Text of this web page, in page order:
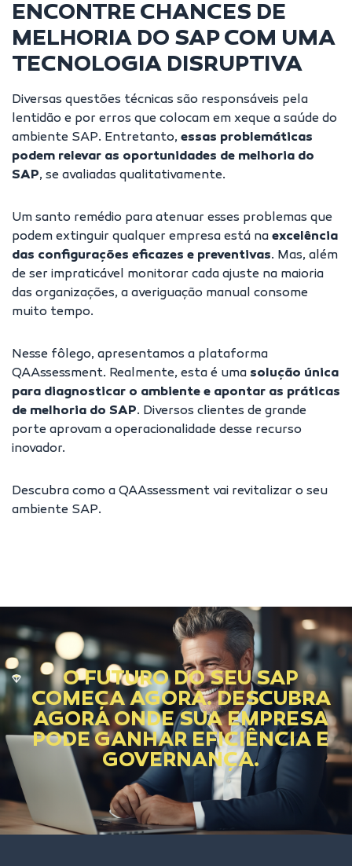
ENCONTRE CHANCES DE
MELHORIA DO SAP COM UMA
TECNOLOGIA DISRUPTIVA
Diversas questões técnicas são responsáveis pela
lentidão e por erros que colocam em xeque a saúde do
ambiente SAP. Entretanto, essas problemáticas
podem relevar as oportunidades de melhoria do
SAP, se avaliadas qualitativamente.
Um santo remédio para atenuar esses problemas que
podem extinguir qualquer empresa está na excelência
das configurações eficazes e preventivas. Mas, além
de ser impraticável monitorar cada ajuste na maioria
das organizações, a averiguação manual consome
muito tempo.
Nesse fôlego, apresentamos a plataforma
QAAssessment. Realmente, esta é uma solução única
para diagnosticar o ambiente e apontar as práticas
de melhoria do SAP. Diversos clientes de grande
porte aprovam a operacionalidade desse recurso
inovador.
Descubra como a QAAssessment vai revitalizar o seu
ambiente SAP.
O FUTURO DO SEU SAP
COMEÇA AGORA. DESCUBRA
AGORA ONDE SUA EMPRESA
PODE GANHAR EFICIÊNCIA E
GOVERNANÇA.